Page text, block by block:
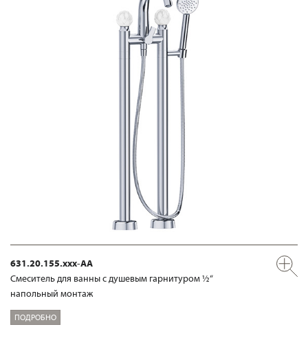
631.20.155.xxx-AA
Смеситель для ванны с душевым гарнитуром ½“
напольный монтаж
ПОДРОБНО